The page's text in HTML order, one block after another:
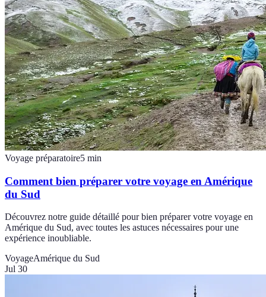
Voyage préparatoire5 min
Comment bien préparer votre voyage en Amérique
du Sud
Découvrez notre guide détaillé pour bien préparer votre voyage en
Amérique du Sud, avec toutes les astuces nécessaires pour une
expérience inoubliable.
VoyageAmérique du Sud
Jul 30